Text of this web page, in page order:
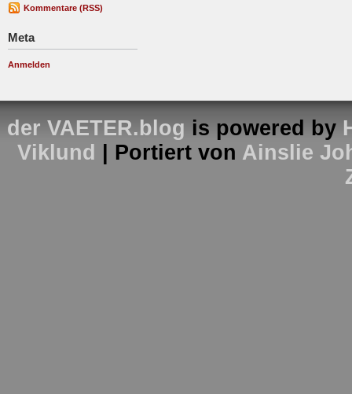
Kommentare (RSS)
Meta
Anmelden
der VAETER.blog is powered by
Viklund
| Portiert von Ainslie